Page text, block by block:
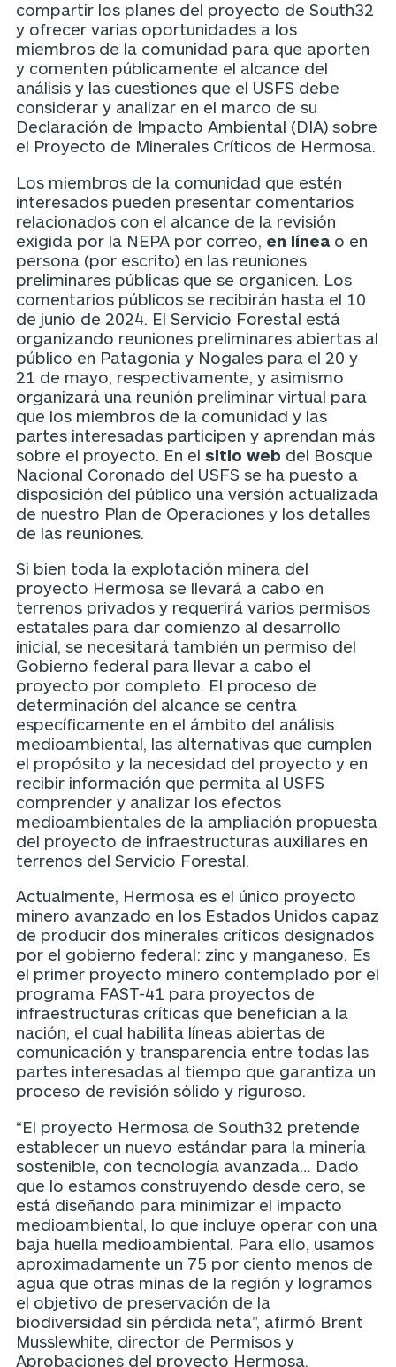
compartir los planes del proyecto de South32
y ofrecer varias oportunidades a los
miembros de la comunidad para que aporten
y comenten públicamente el alcance del
análisis y las cuestiones que el USFS debe
considerar y analizar en el marco de su
Declaración de Impacto Ambiental (DIA) sobre
el Proyecto de Minerales Críticos de Hermosa.
Los miembros de la comunidad que estén
interesados pueden presentar comentarios
relacionados con el alcance de la revisión
exigida por la NEPA por correo, en línea o en
persona (por escrito) en las reuniones
preliminares públicas que se organicen. Los
comentarios públicos se recibirán hasta el 10
de junio de 2024. El Servicio Forestal está
organizando reuniones preliminares abiertas al
público en Patagonia y Nogales para el 20 y
21 de mayo, respectivamente, y asimismo
organizará una reunión preliminar virtual para
que los miembros de la comunidad y las
partes interesadas participen y aprendan más
sobre el proyecto. En elsitio web del Bosque
Nacional Coronado del USFS se ha puesto a
disposición del público una versión actualizada
de nuestro Plan de Operaciones y los detalles
de las reuniones.
Si bien toda la explotación minera del
proyecto Hermosa se llevará a cabo en
terrenos privados y requerirá varios permisos
estatales para dar comienzo al desarrollo
inicial, se necesitará también un permiso del
Gobierno federal para llevar a cabo el
proyecto por completo. El proceso de
determinación del alcance se centra
específicamente en el ámbito del análisis
medioambiental, las alternativas que cumplen
el propósito y la necesidad del proyecto y en
recibir información que permita al USFS
comprender y analizar los efectos
medioambientales de la ampliación propuesta
del proyecto de infraestructuras auxiliares en
terrenos del Servicio Forestal.
Actualmente, Hermosa es el único proyecto
minero avanzado en los Estados Unidos capaz
de producir dos minerales críticos designados
por el gobierno federal: zinc y manganeso. Es
el primer proyecto minero contemplado por el
programa FAST-41 para proyectos de
infraestructuras críticas que benefician a la
nación, el cual habilita líneas abiertas de
comunicación y transparencia entre todas las
partes interesadas al tiempo que garantiza un
proceso de revisión sólido y riguroso.
“El proyecto Hermosa de South32 pretende
establecer un nuevo estándar para la minería
sostenible, con tecnología avanzada… Dado
que lo estamos construyendo desde cero, se
está diseñando para minimizar el impacto
medioambiental, lo que incluye operar con una
baja huella medioambiental. Para ello, usamos
aproximadamente un 75 por ciento menos de
agua que otras minas de la región y logramos
el objetivo de preservación de la
biodiversidad sin pérdida neta”, afirmó Brent
Musslewhite, director de Permisos y
Aprobaciones del proyecto Hermosa.